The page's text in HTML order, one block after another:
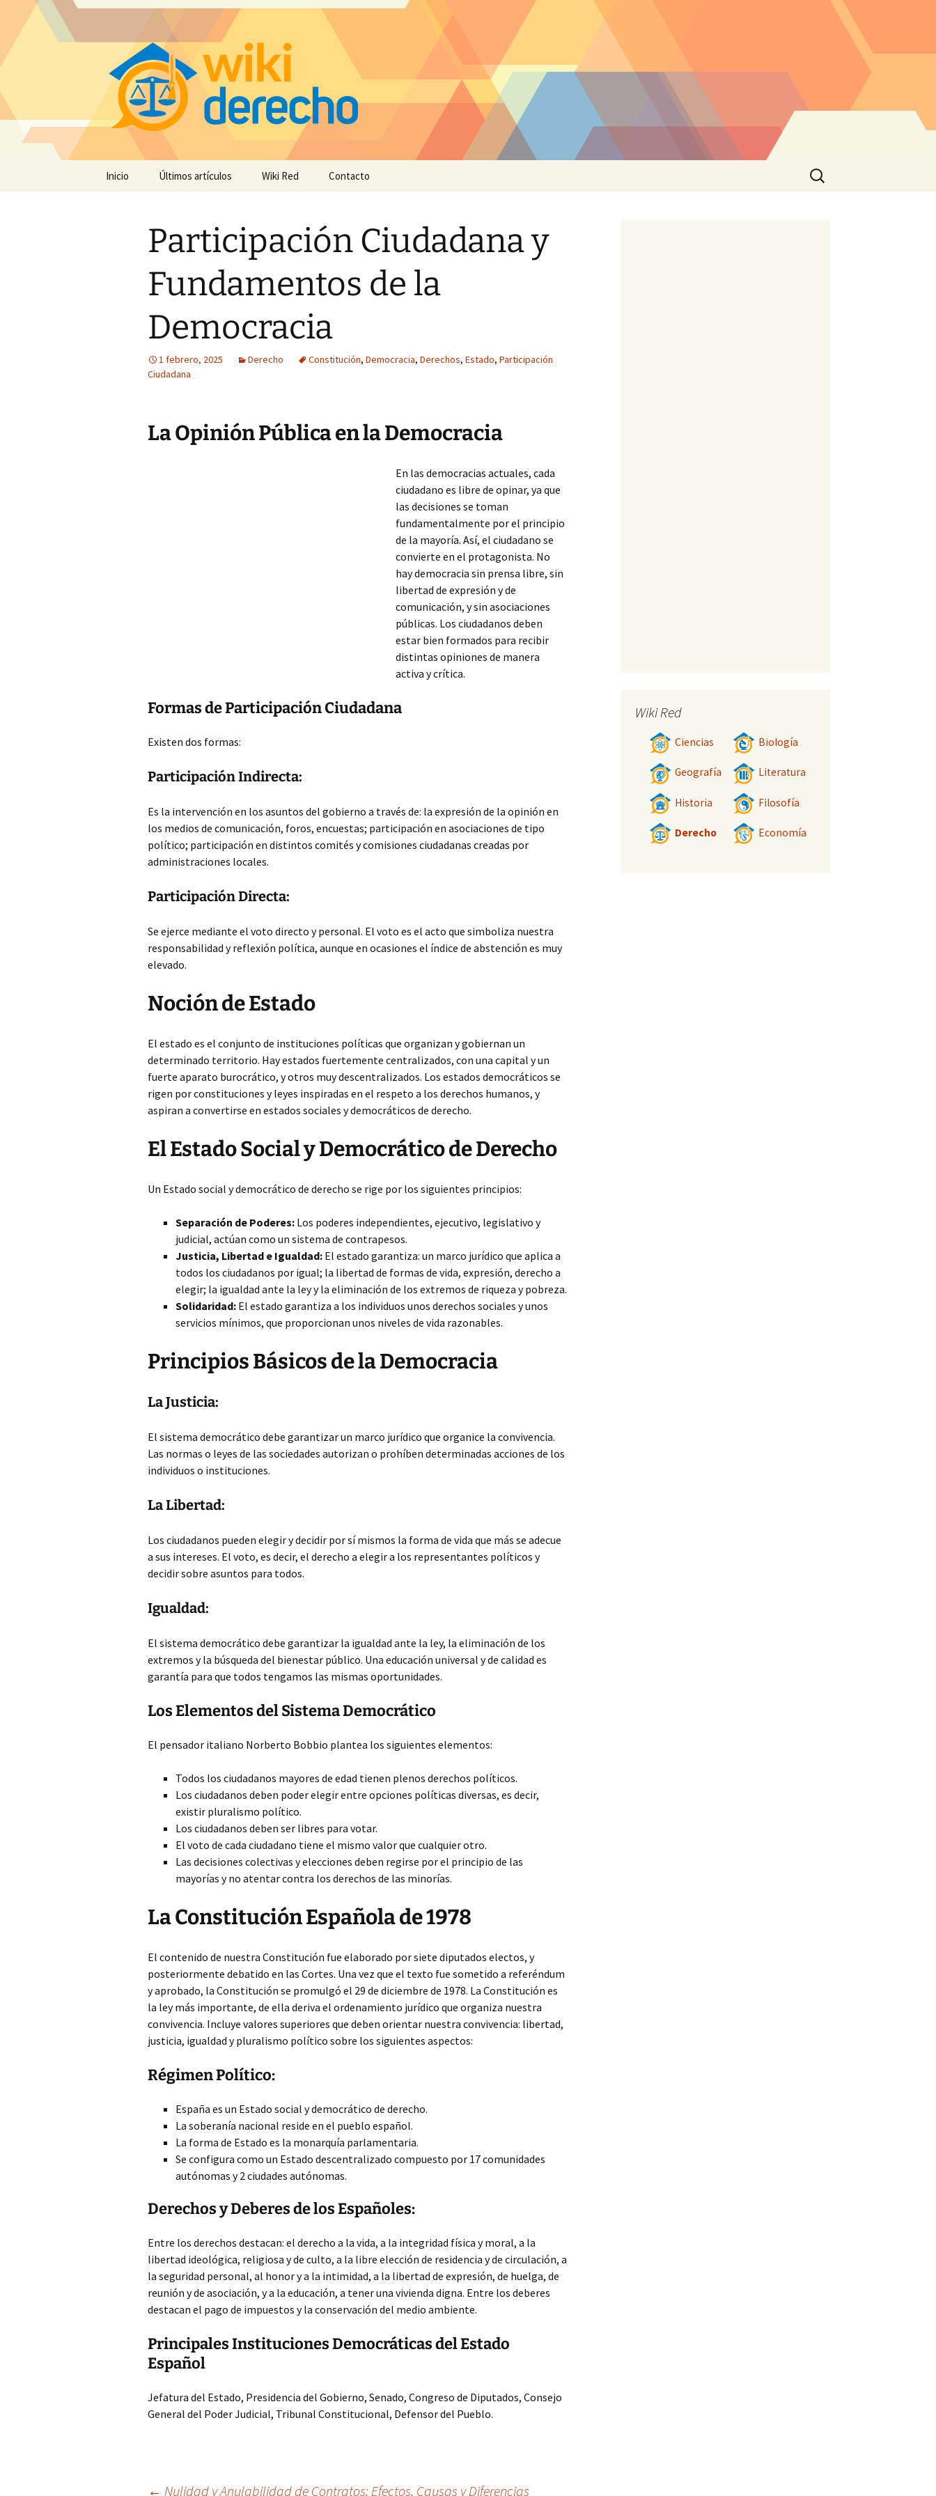
Inicio Últimos artículos Wiki Red Contacto
Buscar:
Participación Ciudadana y
Fundamentos de la
Democracia
1 febrero, 2025 Derecho Constitución, Democracia, Derechos, Estado, Participación
Ciudadana
La Opinión Pública en la Democracia
En las democracias actuales, cada
ciudadano es libre de opinar, ya que
las decisiones se toman
fundamentalmente por el principio
de la mayoría. Así, el ciudadano se
convierte en el protagonista. No
hay democracia sin prensa libre, sin
libertad de expresión y de
comunicación, y sin asociaciones
públicas. Los ciudadanos deben
estar bien formados para recibir
distintas opiniones de manera
activa y crítica.
Formas de Participación Ciudadana
Existen dos formas:
Participación Indirecta:
Es la intervención en los asuntos del gobierno a través de: la expresión de la opinión en
los medios de comunicación, foros, encuestas; participación en asociaciones de tipo
político; participación en distintos comités y comisiones ciudadanas creadas por
administraciones locales.
Participación Directa:
Se ejerce mediante el voto directo y personal. El voto es el acto que simboliza nuestra
responsabilidad y reflexión política, aunque en ocasiones el índice de abstención es muy
elevado.
Noción de Estado
El estado es el conjunto de instituciones políticas que organizan y gobiernan un
determinado territorio. Hay estados fuertemente centralizados, con una capital y un
fuerte aparato burocrático, y otros muy descentralizados. Los estados democráticos se
rigen por constituciones y leyes inspiradas en el respeto a los derechos humanos, y
aspiran a convertirse en estados sociales y democráticos de derecho.
El Estado Social y Democrático de Derecho
Un Estado social y democrático de derecho se rige por los siguientes principios:
Separación de Poderes: Los poderes independientes, ejecutivo, legislativo y
judicial, actúan como un sistema de contrapesos.
Justicia, Libertad e Igualdad: El estado garantiza: un marco jurídico que aplica a
todos los ciudadanos por igual; la libertad de formas de vida, expresión, derecho a
elegir; la igualdad ante la ley y la eliminación de los extremos de riqueza y pobreza.
Solidaridad: El estado garantiza a los individuos unos derechos sociales y unos
servicios mínimos, que proporcionan unos niveles de vida razonables.
Principios Básicos de la Democracia
La Justicia:
El sistema democrático debe garantizar un marco jurídico que organice la convivencia.
Las normas o leyes de las sociedades autorizan o prohíben determinadas acciones de los
individuos o instituciones.
La Libertad:
Los ciudadanos pueden elegir y decidir por sí mismos la forma de vida que más se adecue
a sus intereses. El voto, es decir, el derecho a elegir a los representantes políticos y
decidir sobre asuntos para todos.
Igualdad:
El sistema democrático debe garantizar la igualdad ante la ley, la eliminación de los
extremos y la búsqueda del bienestar público. Una educación universal y de calidad es
garantía para que todos tengamos las mismas oportunidades.
Los Elementos del Sistema Democrático
El pensador italiano Norberto Bobbio plantea los siguientes elementos:
Todos los ciudadanos mayores de edad tienen plenos derechos políticos.
Los ciudadanos deben poder elegir entre opciones políticas diversas, es decir,
existir pluralismo político.
Los ciudadanos deben ser libres para votar.
El voto de cada ciudadano tiene el mismo valor que cualquier otro.
Las decisiones colectivas y elecciones deben regirse por el principio de las
mayorías y no atentar contra los derechos de las minorías.
La Constitución Española de 1978
El contenido de nuestra Constitución fue elaborado por siete diputados electos, y
posteriormente debatido en las Cortes. Una vez que el texto fue sometido a referéndum
y aprobado, la Constitución se promulgó el 29 de diciembre de 1978. La Constitución es
la ley más importante, de ella deriva el ordenamiento jurídico que organiza nuestra
convivencia. Incluye valores superiores que deben orientar nuestra convivencia: libertad,
justicia, igualdad y pluralismo político sobre los siguientes aspectos:
Régimen Político:
España es un Estado social y democrático de derecho.
La soberanía nacional reside en el pueblo español.
La forma de Estado es la monarquía parlamentaria.
Se configura como un Estado descentralizado compuesto por 17 comunidades
autónomas y 2 ciudades autónomas.
Derechos y Deberes de los Españoles:
Entre los derechos destacan: el derecho a la vida, a la integridad física y moral, a la
libertad ideológica, religiosa y de culto, a la libre elección de residencia y de circulación, a
la seguridad personal, al honor y a la intimidad, a la libertad de expresión, de huelga, de
reunión y de asociación, y a la educación, a tener una vivienda digna. Entre los deberes
destacan el pago de impuestos y la conservación del medio ambiente.
Principales Instituciones Democráticas del Estado
Español
Jefatura del Estado, Presidencia del Gobierno, Senado, Congreso de Diputados, Consejo
General del Poder Judicial, Tribunal Constitucional, Defensor del Pueblo.
← Nulidad y Anulabilidad de Contratos: Efectos, Causas y Diferencias
Wiki Red
Ciencias Biología
Geografía Literatura
Historia Filosofía
Derecho Economía